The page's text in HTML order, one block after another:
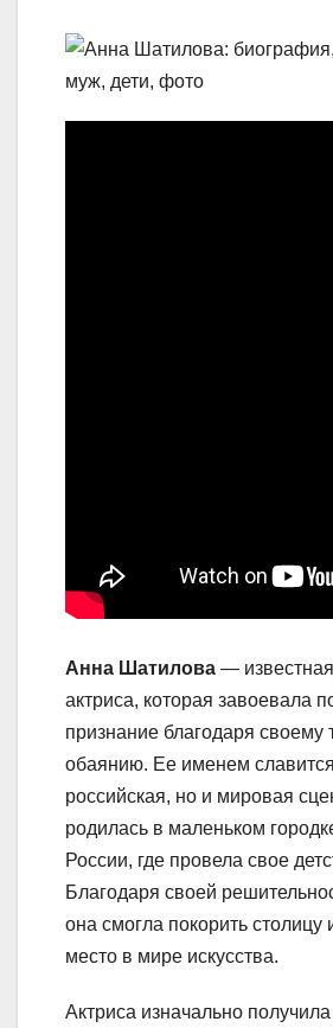
Анна Шатилова —
актриса, которая завоевала
признание благодаря своему
обаянию. Ее именем
российская, но и мировая
родилась в маленьком
России, где провела свое
Благодаря своей
она смогла покорить столицу
место в мире искусства.
Актриса изначально получила